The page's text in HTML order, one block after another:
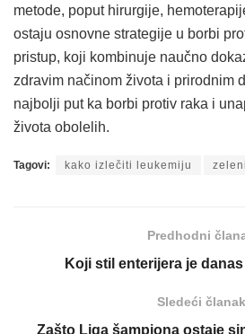
metode, poput hirurgije,
ostaju osnovne strategije u borbi
pristup, koji kombinuje naučno
zdravim načinom života i prirodnim
najbolji put ka borbi protiv raka i
života obolelih.
Tagovi: kako izlečiti leukemiju
Predhodni
Koji stil enterijera je
Sledeći članak
Zašto Liga šampiona ostaje